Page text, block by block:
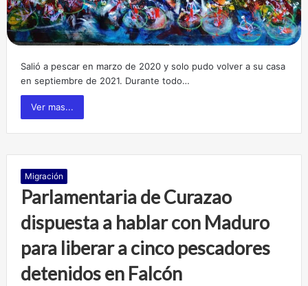
Salió a pescar en marzo de 2020 y solo pudo volver a su casa
en septiembre de 2021. Durante todo…
Ver mas...
Migración
Parlamentaria de Curazao
dispuesta a hablar con Maduro
para liberar a cinco pescadores
detenidos en Falcón